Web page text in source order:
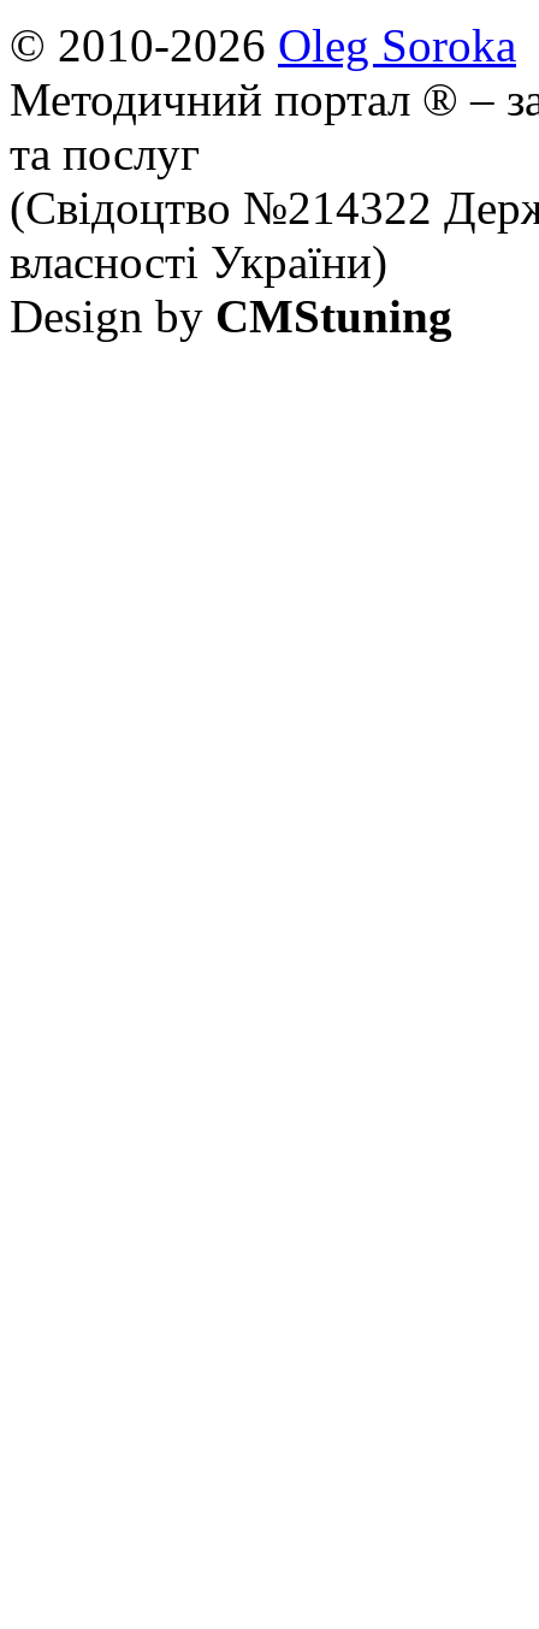
© 2010-2026 Oleg Soroka
Методичний портал ® –
та послуг
(Свідоцтво №214322
власності України)
Design by CMStuning